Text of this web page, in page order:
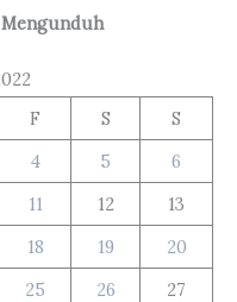
F S
S
4 5
6
11 12
13
18 19
20
25 26
27